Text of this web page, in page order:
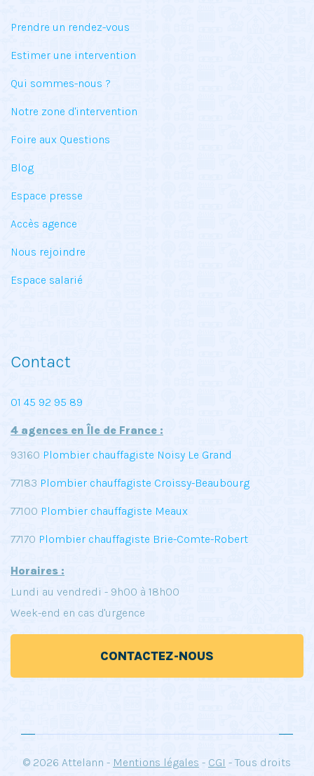
Prendre un rendez-vous
Estimer une intervention
Qui sommes-nous ?
Notre zone d'intervention
Foire aux Questions
Blog
Espace presse
Accès agence
Nous rejoindre
Espace salarié
Contact
01 45 92 95 89
4 agences en Île de France :
93160 Plombier chauffagiste Noisy Le Grand
77183 Plombier chauffagiste Croissy-Beaubourg
77100 Plombier chauffagiste Meaux
77170 Plombier chauffagiste Brie-Comte-Robert
Horaires :
Lundi au vendredi - 9h00 à 18h00
Week-end en cas d'urgence
CONTACTEZ-NOUS
© 2026 Attelann - Mentions légales - CGI - Tous droits